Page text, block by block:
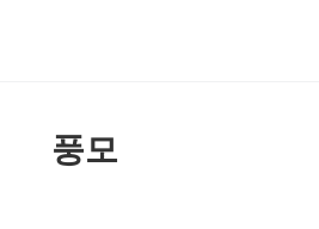
풍모